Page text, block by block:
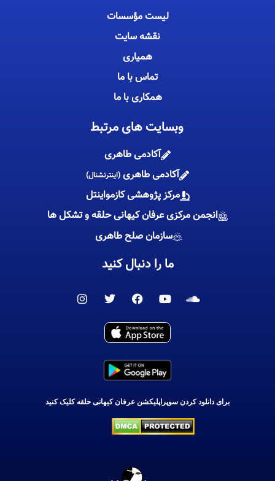
لیست مؤسسات
نقشه سایت
همیاری
تماس با ما
همکاری با ما
وبسایت های مرتبط
آکادمی طاهری
آکادمی طاهری (اینترنشنال)
مرکز پژوهشی کازمواینتل
انجمن مرکزی عرفان کیهانی حلقه و تشکل ها
سازمان صلح طاهری
ما را دنبال کنید
S
d
Y
u
t
u
e
F
c
e
b
o
k
T
i
t
r
I
برای دانلود کردن سوپراپلیکشن عرفان کیهانی حلقه کلیک کنید